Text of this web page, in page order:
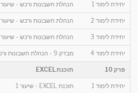
יחידת לימוד 1 הנהלת חשבונות ורכש - שיעור 1
יחידת לימוד 2 הנהלת חשבונות ורכש - שיעור 2
יחידת לימוד 3 הנהלת חשבונות ורכש - שיעור 3
יחידת לימוד 4 מבדק 9 - הנהלת חשבונות ורכש
פרק 10 תוכנת EXCEL
יחידת לימוד 1 תוכנת EXCEL - שיעור 1